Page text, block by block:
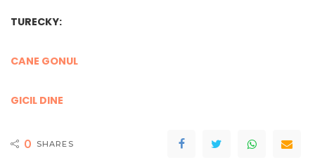
TURECKY:
CANE GONUL
GICIL DINE
0 SHARES